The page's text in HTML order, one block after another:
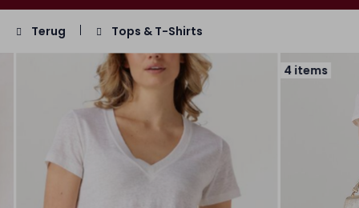
Terug Tops & T-Shirts
4 items